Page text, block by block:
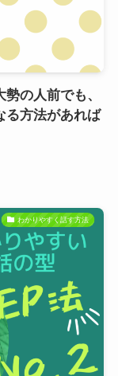
の人前でも、
る方法があれば
わかりやすく話す方法